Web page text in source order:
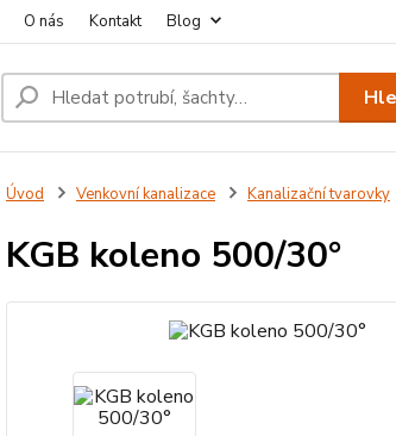
O nás Kontakt Blog
Úvod Venkovní kanalizace Kanalizační tvarovky
KGB koleno 500/30°